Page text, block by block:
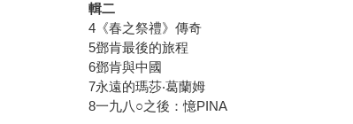
輯二
4《春之祭禮》傳奇
5鄧肯最後的旅程
6鄧肯與中國
7永遠的瑪莎‧葛蘭姆
8一九八○之後：憶PINA